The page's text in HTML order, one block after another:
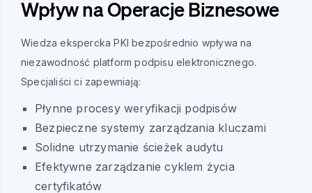
Wpływ na Operacje Biznesowe
Wiedza ekspercka PKI bezpośrednio wpływa na
niezawodność platform podpisu elektronicznego.
Specjaliści ci zapewniają:
Płynne procesy weryfikacji podpisów
Bezpieczne systemy zarządzania kluczami
Solidne utrzymanie ścieżek audytu
Efektywne zarządzanie cyklem życia
certyfikatów